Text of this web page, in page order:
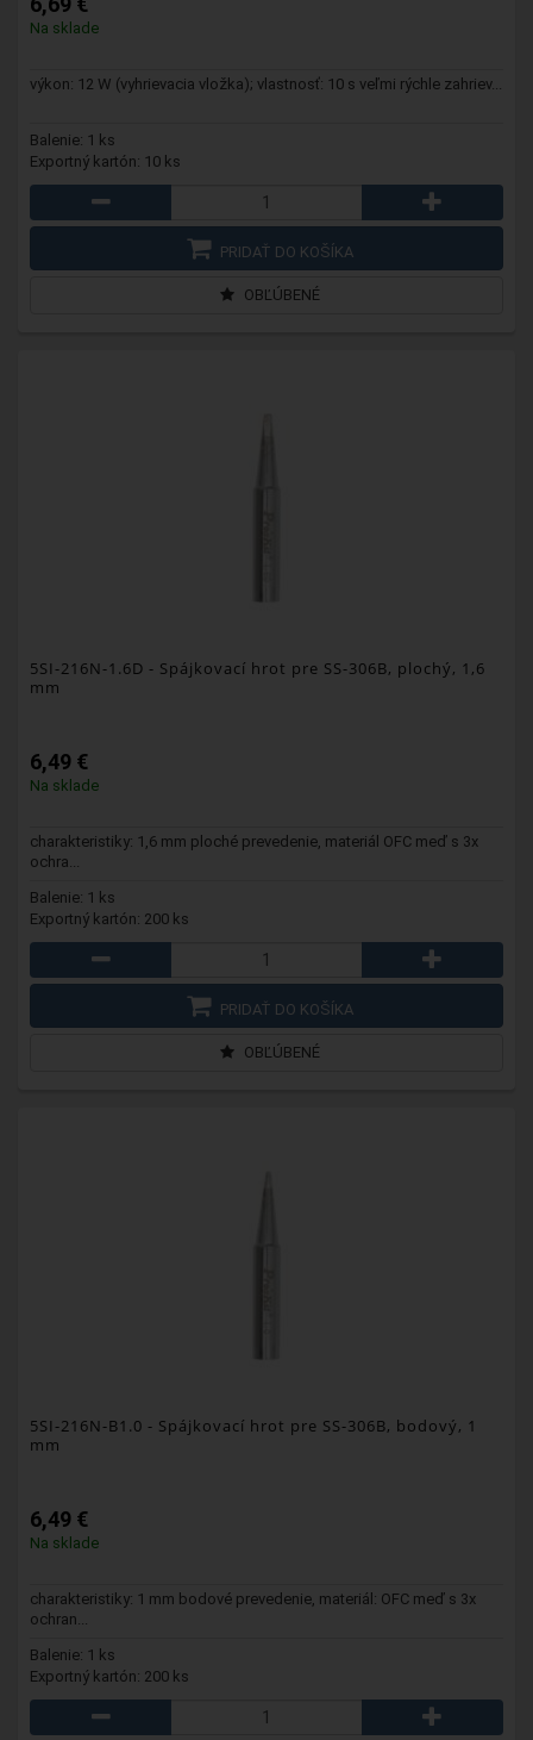
Na sklade
výkon: 12 W (vyhrievacia vložka); vlastnosť: 10 s veľmi rýchle zahriev...
Balenie: 1 ks
Exportný kartón: 10 ks
PRIDAŤ DO KOŠÍKA
OBĽÚBENÉ
5SI-216N-1.6D - Spájkovací hrot pre SS-306B, plochý, 1,6
mm
6,49 €
Na sklade
charakteristiky: 1,6 mm ploché prevedenie, materiál OFC meď s 3x
ochra...
Balenie: 1 ks
Exportný kartón: 200 ks
PRIDAŤ DO KOŠÍKA
OBĽÚBENÉ
5SI-216N-B1.0 - Spájkovací hrot pre SS-306B, bodový, 1
mm
6,49 €
Na sklade
charakteristiky: 1 mm bodové prevedenie, materiál: OFC meď s 3x
ochran...
Balenie: 1 ks
Exportný kartón: 200 ks